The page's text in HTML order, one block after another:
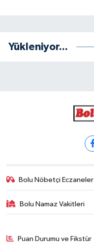
Yükleniyor...
Bolu Nöbetçi Eczaneler
Bolu Namaz Vakitleri
Puan Durumu ve Fikstür